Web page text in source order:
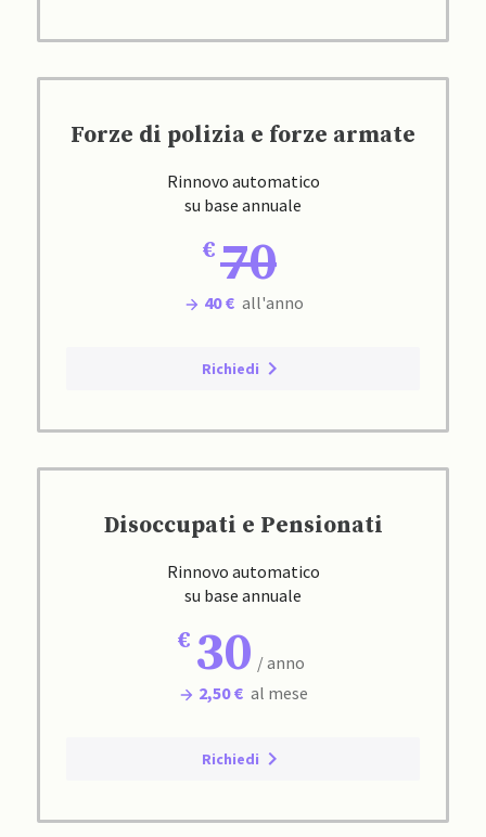
Forze di polizia e forze armate
Rinnovo automatico
su base annuale
70
40 € all'anno
Richiedi
Disoccupati e Pensionati
Rinnovo automatico
su base annuale
30 / anno
2,50 € al mese
Richiedi